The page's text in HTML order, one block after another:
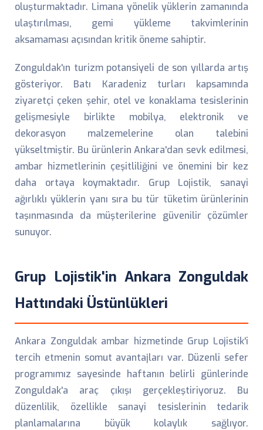
oluşturmaktadır. Limana yönelik yüklerin zamanında
ulaştırılması, gemi yükleme takvimlerinin
aksamaması açısından kritik öneme sahiptir.
Zonguldak'ın turizm potansiyeli de son yıllarda artış
gösteriyor. Batı Karadeniz turları kapsamında
ziyaretçi çeken şehir, otel ve konaklama tesislerinin
gelişmesiyle birlikte mobilya, elektronik ve
dekorasyon malzemelerine olan talebini
yükseltmiştir. Bu ürünlerin Ankara'dan sevk edilmesi,
ambar hizmetlerinin çeşitliliğini ve önemini bir kez
daha ortaya koymaktadır. Grup Lojistik, sanayi
ağırlıklı yüklerin yanı sıra bu tür tüketim ürünlerinin
taşınmasında da müşterilerine güvenilir çözümler
sunuyor.
Grup Lojistik'in Ankara Zonguldak
Hattındaki Üstünlükleri
Ankara Zonguldak ambar hizmetinde Grup Lojistik'i
tercih etmenin somut avantajları var. Düzenli sefer
programımız sayesinde haftanın belirli günlerinde
Zonguldak'a araç çıkışı gerçekleştiriyoruz. Bu
düzenlilik, özellikle sanayi tesislerinin tedarik
planlamalarına büyük kolaylık sağlıyor.